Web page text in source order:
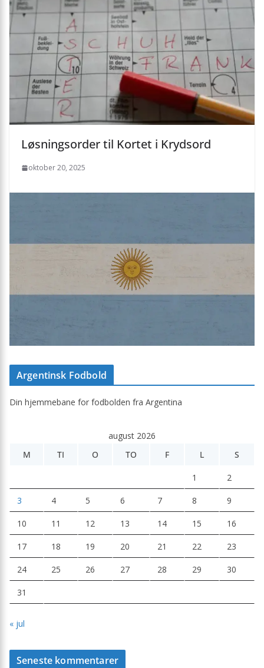
Løsningsorder til Kortet i Krydsord
oktober 20, 2025
Argentinsk Fodbold
Din hjemmebane for fodbolden fra Argentina
august 2026
M
TI O TO F L S
1 2
3 4 5 6 7 8 9
10 11 12 13 14 15 16
17 18 19 20 21 22 23
24 25 26 27 28 29 30
31
« jul
Seneste kommentarer